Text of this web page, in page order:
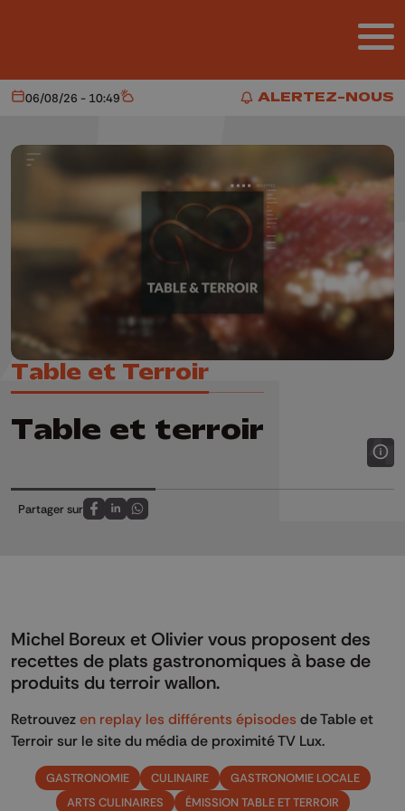
ALERTEZ-NOUS
ALERTEZ-NOUS
Aujourd'hui
06/08/26 - 10:49 Météo
Table et Terroir
Table et terroir
Partager sur
Partagez sur FaceBook
Partagez sur LinkedIn
Partagez sur Whatsapp
Michel Boreux et Olivier vous proposent des
recettes de plats gastronomiques à base de
produits du terroir wallon.
Retrouvez en replay les différents épisodes de Table et
Terroir sur le site du média de proximité TV Lux.
GASTRONOMIE CULINAIRE
GASTRONOMIE LOCALE
ARTS CULINAIRES
ÉMISSION TABLE ET TERROIR